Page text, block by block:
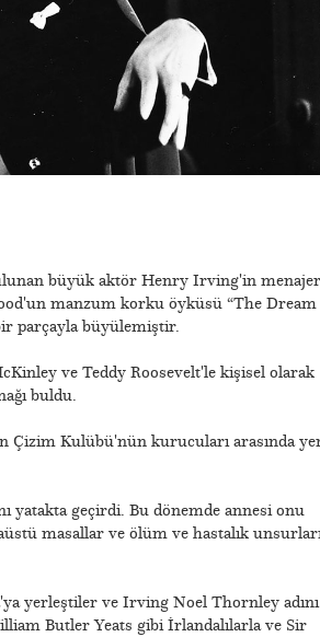
büyük aktör Henry Irving'in
manzum korku öyküsü “The Dream
parçayla büyülemiştir.
ve Teddy Roosevelt'le kişisel olarak
buldu.
Çizim Kulübü'nün kurucuları arasında
yatakta geçirdi. Bu dönemde annesi onu
masallar ve ölüm ve hastalık
yerleştiler ve Irving Noel Thornley adını
Butler Yeats gibi İrlandalılarla ve Sir